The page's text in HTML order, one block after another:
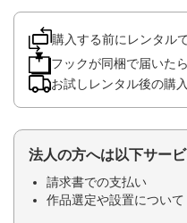
購入する前にレンタル
フックが同梱で届いた
お試しレンタル後の購
法人の方へは以下サー
請求書での支払い
作品選定や設置について